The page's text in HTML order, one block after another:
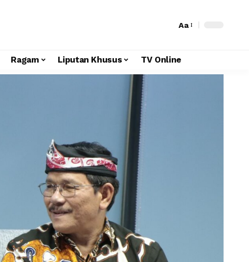
Aa
Ragam Liputan Khusus TV Online